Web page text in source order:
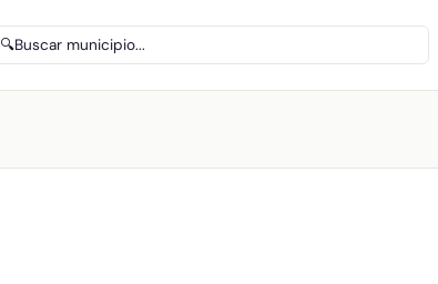
🔍Buscar municipio...